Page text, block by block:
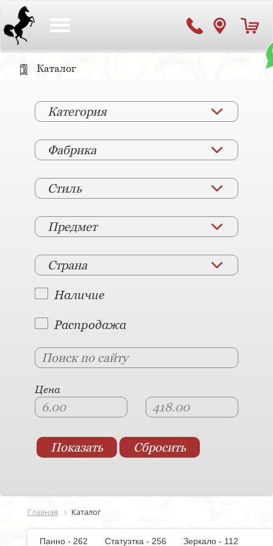
Каталог
Категория
Фабрика
Стиль
Предмет
Страна
Наличие
Распродажа
Цена
Главная Каталог
Панно - 262 Статуэтка - 256
Зеркало - 112